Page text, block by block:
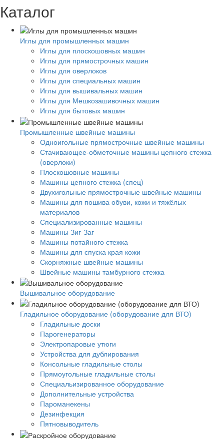
Каталог
Иглы для промышленных машин
Иглы для плоскошовных машин
Иглы для прямострочных машин
Иглы для оверлоков
Иглы для специальных машин
Иглы для вышивальных машин
Иглы для Мешкозашивочных машин
Иглы для бытовых машин
Промышленные швейные машины
Одноигольные прямострочные швейные машины
Стачивающее-обметочные машины цепного стежка
(оверлоки)
Плоскошовные машины
Машины цепного стежка (спец)
Двухигольные прямострочные швейные машины
Машины для пошива обуви, кожи и тяжёлых
материалов
Специализированные машины
Машины Зиг-Заг
Машины потайного стежка
Машины для спуска края кожи
Скорняжные швейные машины
Швейные машины тамбурного стежка
Вышивальное оборудование
Гладильное оборудование (оборудование для ВТО)
Гладильные доски
Парогенераторы
Электропаровые утюги
Устройства для дублирования
Консольные гладильные столы
Прямоугольные гладильные столы
Специальизированное оборудование
Дополнительные устройства
Пароманекены
Дезинфекция
Пятновыводитель